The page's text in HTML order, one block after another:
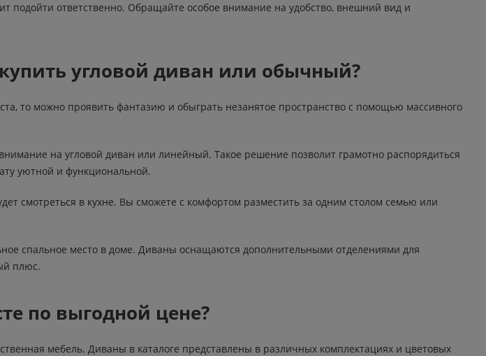
подойти ответственно. Обращайте особое внимание на удобство, внешний вид и
угловой диван или обычный?
то можно проявить фантазию и обыграть незанятое пространство с помощью массивного
на угловой диван или линейный. Такое решение позволит грамотно распорядиться
уютной и функциональной.
смотреться в кухне. Вы сможете с комфортом разместить за одним столом семью или
спальное место в доме. Диваны оснащаются дополнительными отделениями для
плюс.
по выгодной цене?
мебель. Диваны в каталоге представлены в различных комплектациях и цветовых